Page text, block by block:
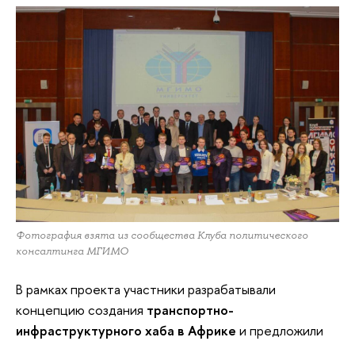
Фотография взята из сообщества Клуба политического
консалтинга МГИМО
В рамках проекта участники разрабатывали
концепцию создания транспортно-
инфраструктурного хаба в Африке и предложили